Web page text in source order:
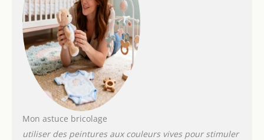
Mon astuce bricolage
utiliser des peintures aux couleurs vives pour stimuler